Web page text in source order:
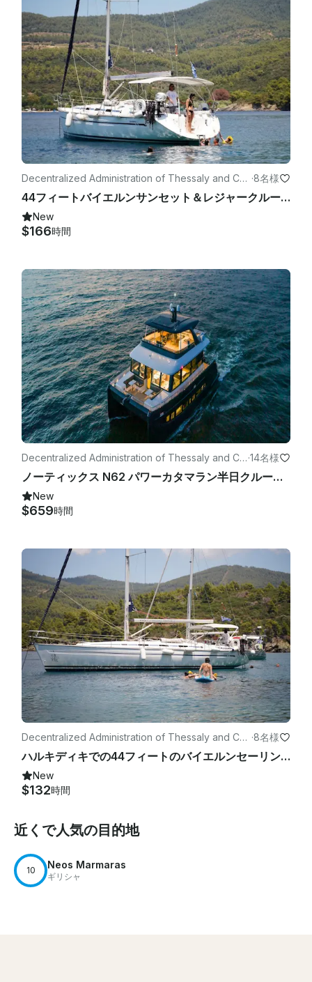
Decentralized Administration of Thessaly and Cen
tral Greeceのヨット
·8名様
44フィートバイエルンサンセット＆レジャークルーズ（8名様）
New
$166時間
Decentralized Administration of Thessaly and Ce
ntral Greeceのパワーボート
·14名様
ノーティックス N62 パワーカタマラン半日クルーズポルトカラスベイ、ギリシャ
New
$659時間
Decentralized Administration of Thessaly and Cen
tral Greeceのヨット
·8名様
ハルキディキでの44フィートのバイエルンセーリングヨットチャーター（最大8名様）
New
$132時間
近くで人気の目的地
10 Neos Marmaras
ギリシャ